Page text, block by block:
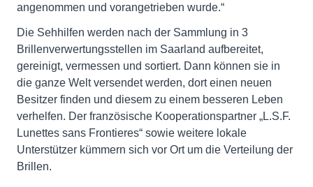
angenommen und vorangetrieben wurde.“
Die Sehhilfen werden nach der Sammlung in 3
Brillenverwertungsstellen im Saarland aufbereitet,
gereinigt, vermessen und sortiert. Dann können sie in
die ganze Welt versendet werden, dort einen neuen
Besitzer finden und diesem zu einem besseren Leben
verhelfen. Der französische Kooperationspartner „L.S.F.
Lunettes sans Frontieres“ sowie weitere lokale
Unterstützer kümmern sich vor Ort um die Verteilung der
Brillen.